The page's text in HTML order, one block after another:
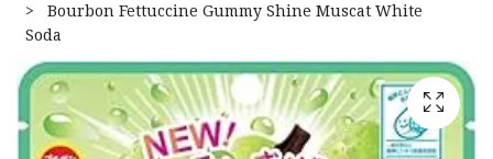
Bourbon Fettuccine Gummy Shine Muscat White
Soda